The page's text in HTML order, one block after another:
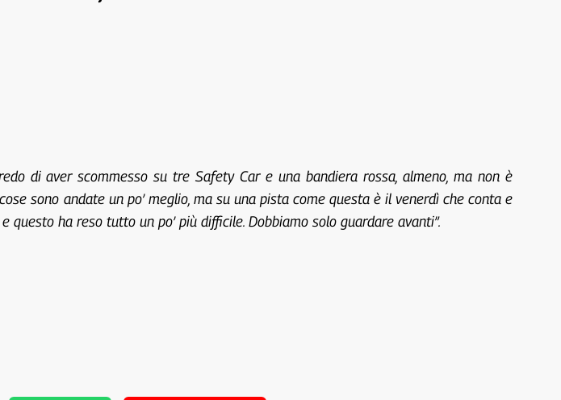
di aver scommesso su tre Safety Car e una bandiera rossa, almeno, ma non è
sono andate un po’ meglio, ma su una pista come questa è il venerdì che conta e
ha reso tutto un po’ più difficile. Dobbiamo solo guardare avanti”.